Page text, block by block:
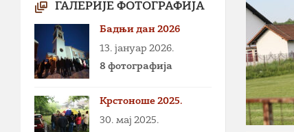
ГАЛЕРИЈЕ ФОТОГРАФИЈА
Бадњи дан 2026
13. јануар 2026.
8 фотографија
Крстоноше 2025.
30. мај 2025.